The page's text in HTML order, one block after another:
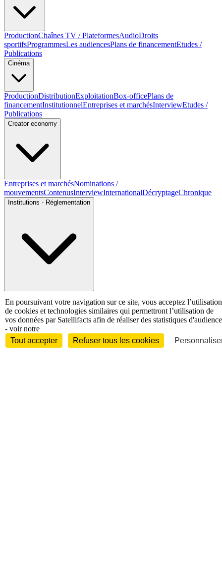
ProductionChaînes TV / PlateformesAudioDroits
sportifsProgrammesLes audiencesPlans de financementEtudes /
Publications
Cinéma
ProductionDistributionExploitationBox-officePlans de
financementInstitutionnelEntreprises et marchésInterviewEtudes /
Publications
Creator economy
Entreprises et marchésNominations /
mouvementsContenusInterviewInternationalDécryptageChronique
Institutions - Réglementation
Economie - Marchés
En poursuivant votre navigation sur ce site, vous acceptez l’utilisation
de cookies et technologies similaires qui permettront l’utilisation de
vos données par Satellifacts afin de réaliser des statistiques d'audience
- voir notre
Tout accepter
Refuser tous les cookies